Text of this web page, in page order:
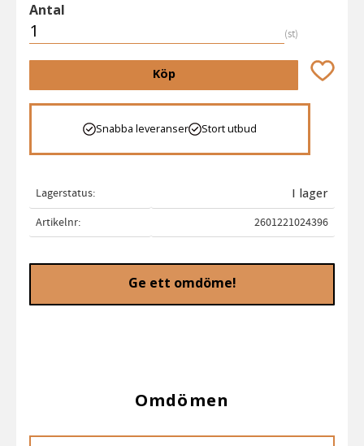
Antal
st
Köp Lägg till
Snabba leveranser Stort utbud
Lagerstatus
I lager
Artikelnr
2601221024396
Ge ett omdöme!
Omdömen